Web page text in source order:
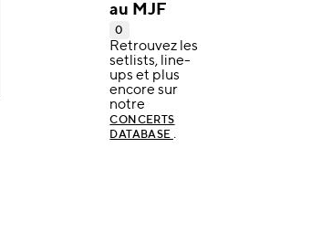
au MJF
0
Retrouvez les
setlists, line-
ups et plus
encore sur
notre
CONCERTS
DATABASE .